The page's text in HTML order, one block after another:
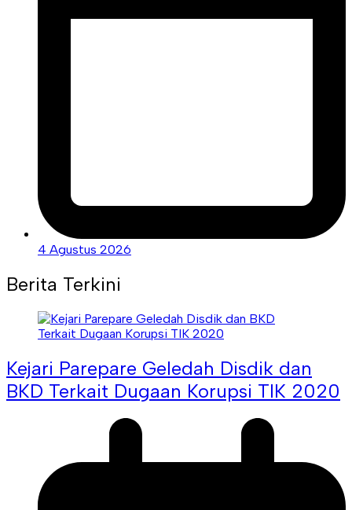
4 Agustus 2026
Berita Terkini
Kejari Parepare Geledah Disdik dan
BKD Terkait Dugaan Korupsi TIK 2020